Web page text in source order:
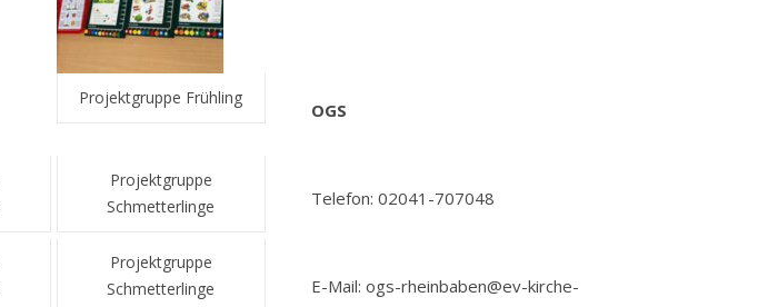
Projektgruppe Frühling
Projektgruppe
Schmetterlinge
Projektgruppe
Schmetterlinge
OGS
Telefon: 02041-707048
E-Mail: ogs-rheinbaben@ev-kirche-